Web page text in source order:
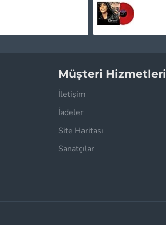
Müşteri Hizmetleri
İletişim
İadeler
Site Haritası
Sanatçılar